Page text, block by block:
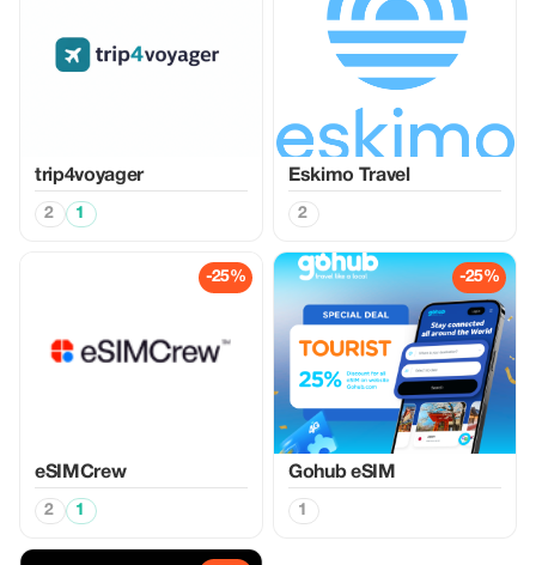
trip4voyager
2 1
Eskimo Travel
2
-25%
eSIMCrew
2 1
-25%
Gohub eSIM
1